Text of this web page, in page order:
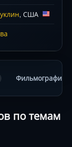
, США
Фильмография
по темам